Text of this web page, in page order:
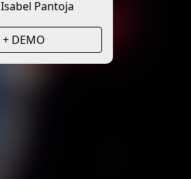
Isabel Pantoja
+ DEMO